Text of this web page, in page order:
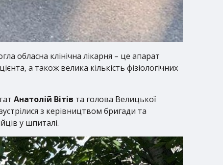
обласна клінічна лікарня – це апарат
а також велика кількість фізіологічних
Анатолій Вітів та голова Велицької
з керівництвом бригади та
у шпиталі.